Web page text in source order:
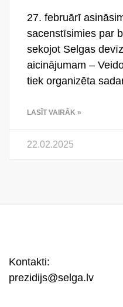
27. februārī
sacenstīsimies par
sekojot Selgas
aicinājumam –
tiek organizēta
LASĪT VAIRĀK »
22.02.2025
Kontakti:
prezidijs@selga.lv